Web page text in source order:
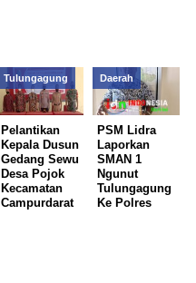
Tulungagung
Pelantikan
Kepala Dusun
Gedang Sewu
Desa Pojok
Kecamatan
Campurdarat
Daerah
PSM Lidra
Laporkan
SMAN 1
Ngunut
Tulungagung
Ke Polres